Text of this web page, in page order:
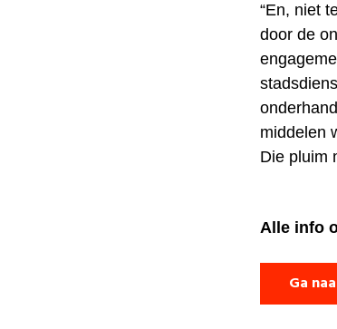
“En, niet
door de
middelen
Die pluim
Alle info
Ga